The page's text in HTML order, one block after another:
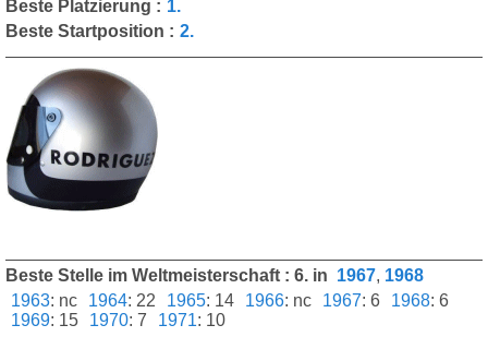
Beste Platzierung : 1.
Beste Startposition : 2.
Beste Stelle im Weltmeisterschaft : 6. in 1967, 1968
1963: nc 1964: 22 1965: 14 1966: nc 1967: 6 1968: 6
1969: 15 1970: 7 1971: 10